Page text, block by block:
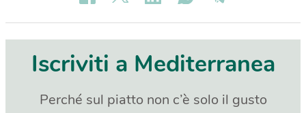
Iscriviti a Mediterranea
Perché sul piatto non c’è solo il gusto